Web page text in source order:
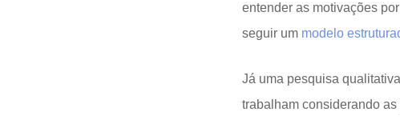
entender as motivações
seguir um modelo
Já uma pesquisa
trabalham considerando